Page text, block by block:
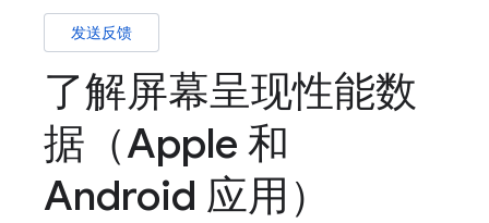
发送反馈
了解屏幕呈现性能数
据（Apple 和
Android 应用）